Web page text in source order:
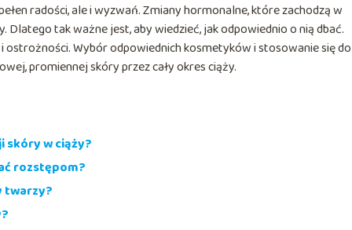
radości, ale i wyzwań. Zmiany hormonalne, które zachodzą w
tak ważne jest, aby wiedzieć, jak odpowiednio o nią dbać.
Wybór odpowiednich kosmetyków i stosowanie się
promiennej skóry przez cały okres ciąży.
skóry w ciąży?
rozstępom?
twarzy?